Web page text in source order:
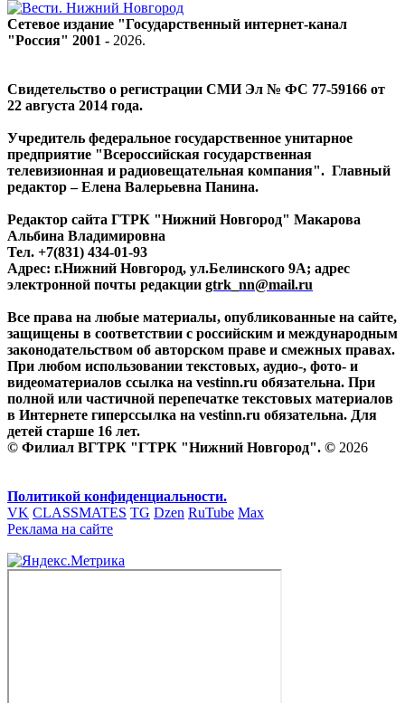
Сетевое издание "Государственный интернет-канал
"Россия" 2001 - 2026.
Свидетельство о регистрации СМИ Эл № ФС 77-59166 от
22 августа 2014 года.
Учредитель федеральное государственное унитарное
предприятие "Всероссийская государственная
телевизионная и радиовещательная компания". Главный
редактор – Елена Валерьевна Панина.
Редактор сайта ГТРК "Нижний Новгород" Макарова
Альбина Владимировна
Тел. +7(831) 434-01-93
Адрес: г.Нижний Новгород, ул.Белинского 9А; адрес
электронной почты редакции gtrk_nn@mail.ru
Все права на любые материалы, опубликованные на сайте,
защищены в соответствии с российским и международным
законодательством об авторском праве и смежных правах.
При любом использовании текстовых, аудио-, фото- и
видеоматериалов ссылка на vestinn.ru обязательна. При
полной или частичной перепечатке текстовых материалов
в Интернете гиперссылка на vestinn.ru обязательна. Для
детей старше 16 лет.
© Филиал ВГТРК "ГТРК "Нижний Новгород". © 2026
Политикой конфиденциальности.
VK CLASSMATES TG Dzen RuTube Max
Реклама на сайте